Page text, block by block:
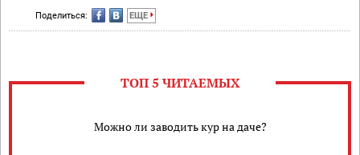
Поделиться: ЕЩЕ
ТОП 5 ЧИТАЕМЫХ
Можно ли заводить кур на даче?